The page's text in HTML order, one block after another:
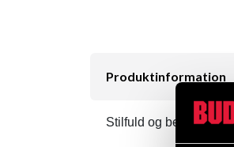
Produktinformation
Stilfuld og behagelig